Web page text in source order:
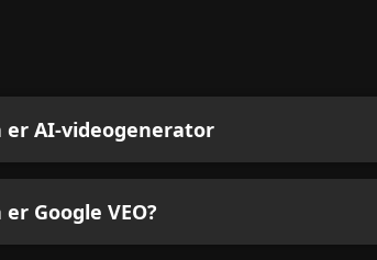
er AI-videogenerator
er Google VEO?